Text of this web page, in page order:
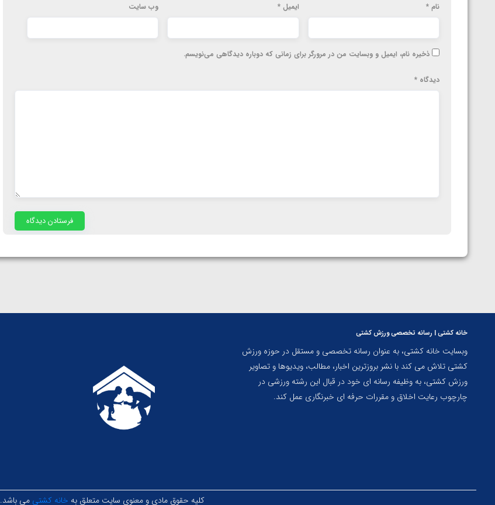
نام * ایمیل* وب‌ سایت
ذخیره نام، ایمیل و وبسایت من در مرورگر برای زمانی که دوباره دیدگاهی می‌نویسم.
دیدگاه *
خانه کشتی | رسانه تخصصی ورزش کشتی
وبسایت خانه کشتی، به عنوان رسانه تخصصی و مستقل در حوزه ورزش
کشتی تلاش می کند با نشر بروزترین اخبار، مطالب، ویدیوها و تصاویر
ورزش کشتی، به وظیفه رسانه ای خود در قبال این رشته ورزشی در
چارچوب رعایت اخلاق و مقررات حرفه ای خبرنگاری عمل کند.
کلیه حقوق مادی و معنوی سایت متعلق به خانه کشتی می باشد.